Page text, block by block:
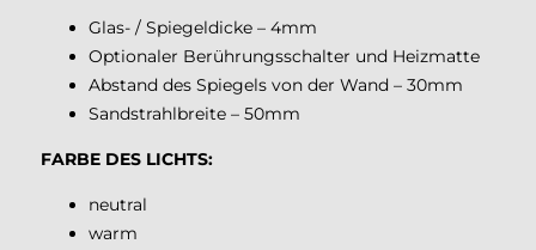
Glas- / Spiegeldicke – 4mm
Optionaler Berührungsschalter und Heizmatte
Abstand des Spiegels von der Wand – 30mm
Sandstrahlbreite – 50mm
FARBE DES LICHTS:
neutral
warm